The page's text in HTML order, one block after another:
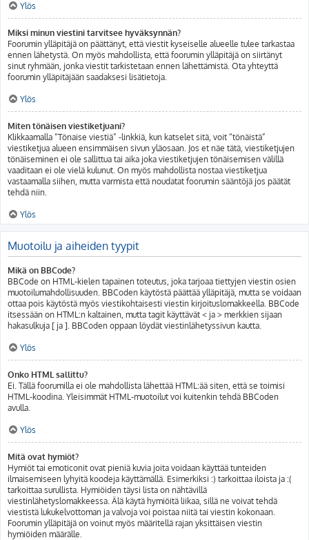
Ylös
Miksi minun viestini tarvitsee hyväksynnän?
Foorumin ylläpitäjä on päättänyt, että viestit kyseiselle alueelle tulee tarkastaa
ennen lähetystä. On myös mahdollista, että foorumin ylläpitäjä on siirtänyt
sinut ryhmään, jonka viestit tarkistetaan ennen lähettämistä. Ota yhteyttä
foorumin ylläpitäjään saadaksesi lisätietoja.
Ylös
Miten tönäisen viestiketjuani?
Klikkaamalla “Tönaise viestiä” -linkkiä, kun katselet sitä, voit “tönäistä”
viestiketjua alueen ensimmäisen sivun yläosaan. Jos et näe tätä, viestiketjujen
tönäiseminen ei ole sallittua tai aika joka viestiketjujen tönäisemisen välillä
vaaditaan ei ole vielä kulunut. On myös mahdollista nostaa viestiketjua
vastaamalla siihen, mutta varmista että noudatat foorumin sääntöjä jos päätät
tehdä niin.
Ylös
Muotoilu ja aiheiden tyypit
Mikä on BBCode?
BBCode on HTML-kielen tapainen toteutus, joka tarjoaa tiettyjen viestin osien
muotoilumahdollisuuden. BBCoden käytöstä päättää ylläpitäjä, mutta se voidaan
ottaa pois käytöstä myös viestikohtaisesti viestin kirjoituslomakkeella. BBCode
itsessään on HTML:n kaltainen, mutta tagit käyttävät < ja > merkkien sijaan
hakasulkuja [ ja ]. BBCoden oppaan löydät viestinlähetyssivun kautta.
Ylös
Onko HTML sallittu?
Ei. Tällä foorumilla ei ole mahdollista lähettää HTML:ää siten, että se toimisi
HTML-koodina. Yleisimmät HTML-muotoilut voi kuitenkin tehdä BBCoden
avulla.
Ylös
Mitä ovat hymiöt?
Hymiöt tai emoticonit ovat pieniä kuvia joita voidaan käyttää tunteiden
ilmaisemiseen lyhyitä koodeja käyttämällä. Esimerkiksi :) tarkoittaa iloista ja :(
tarkoittaa surullista. Hymiöiden täysi lista on nähtävillä
viestinlähetyslomakkeessa. Älä käytä hymiöitä liikaa, sillä ne voivat tehdä
viestistä lukukelvottoman ja valvoja voi poistaa niitä tai viestin kokonaan.
Foorumin ylläpitäjä on voinut myös määritellä rajan yksittäisen viestin
hymiöiden määrälle.